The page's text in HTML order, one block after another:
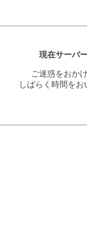
現在サーバ
ご迷惑をおか
しばらく時間を